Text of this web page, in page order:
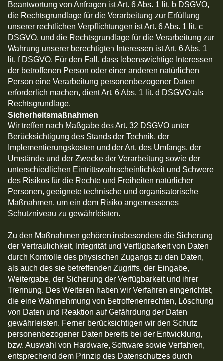
Beantwortung von Anfragen ist Art. 6 Abs. 1 lit. b DSGVO,
die Rechtsgrundlage für die Verarbeitung zur Erfüllung
unserer rechtlichen Verpflichtungen ist Art. 6 Abs. 1 lit. c
DSGVO, und die Rechtsgrundlage für die Verarbeitung zur
Wahrung unserer berechtigten Interessen ist Art. 6 Abs. 1
lit. f DSGVO. Für den Fall, dass lebenswichtige Interessen
der betroffenen Person oder einer anderen natürlichen
Person eine Verarbeitung personenbezogener Daten
erforderlich machen, dient Art. 6 Abs. 1 lit. d DSGVO als
Rechtsgrundlage.
Sicherheitsmaßnahmen
Wir treffen nach Maßgabe des Art. 32 DSGVO unter
Berücksichtigung des Stands der Technik, der
Implementierungskosten und der Art, des Umfangs, der
Umstände und der Zwecke der Verarbeitung sowie der
unterschiedlichen Eintrittswahrscheinlichkeit und Schwere
des Risikos für die Rechte und Freiheiten natürlicher
Personen, geeignete technische und organisatorische
Maßnahmen, um ein dem Risiko angemessenes
Schutzniveau zu gewährleisten.
Zu den Maßnahmen gehören insbesondere die Sicherung
der Vertraulichkeit, Integrität und Verfügbarkeit von Daten
durch Kontrolle des physischen Zugangs zu den Daten,
als auch des sie betreffenden Zugriffs, der Eingabe,
Weitergabe, der Sicherung der Verfügbarkeit und ihrer
Trennung. Des Weiteren haben wir Verfahren eingerichtet,
die eine Wahrnehmung von Betroffenenrechten, Löschung
von Daten und Reaktion auf Gefährdung der Daten
gewährleisten. Ferner berücksichtigen wir den Schutz
personenbezogener Daten bereits bei der Entwicklung,
bzw. Auswahl von Hardware, Software sowie Verfahren,
entsprechend dem Prinzip des Datenschutzes durch